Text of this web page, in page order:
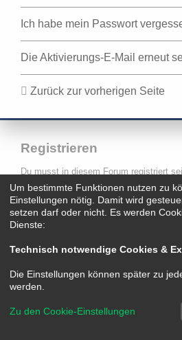
Ich habe mein Passwort
Die Aktivierungs-E-Mail erneut
Zurück zur vorherigen Seite
Registrieren
Du musst in diesem Forum registriert
können. Die Registrierung ist in
ermöglicht dir, auf weitere Funktionen
Administration kann registrierten
Berechtigungen zuweisen. Beachte
Nutzungsbedingungen und die
wenn du dich in diesem Board bewegst.
Um bestimmte Funktionen nutzen zu
Einstellungen nötig. Damit wird
setzen darf oder nicht. Es werden
Dienste:
Technisch notwendige Cookies &
Die Einstellungen können später zu
werden.
Zu den Cookie-Einstellungen